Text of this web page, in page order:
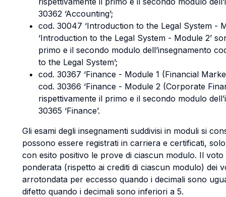
30362 ‘Accounting’;
cod. 30047 ‘Introduction to the Legal System -
‘Introduction to the Legal System - Module 2’
primo e il secondo modulo dell’insegnamento
to the Legal System’;
cod. 30367 ‘Finance - Module 1 (Financial
cod. 30366 ‘Finance - Module 2 (Corporate
rispettivamente il primo e il secondo modulo
30365 ‘Finance’.
Gli esami degli insegnamenti suddivisi in moduli si
possono essere registrati in carriera e certificati,
con esito positivo le prove di ciascun modulo. Il voto
ponderata (rispetto ai crediti di ciascun modulo) dei
arrotondata per eccesso quando i decimali sono
difetto quando i decimali sono inferiori a 5.